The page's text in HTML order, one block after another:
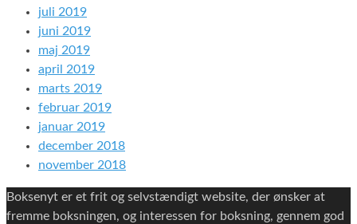
juli 2019
juni 2019
maj 2019
april 2019
marts 2019
februar 2019
januar 2019
december 2018
november 2018
Boksenyt er et frit og selvstændigt website, der ønsker at
fremme boksningen, og interessen for boksning, gennem god